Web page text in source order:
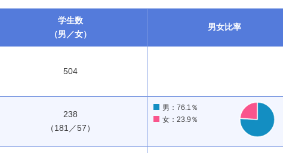
学生数
（男／女）
男女比率
504
238
（181／57）
男：76.1％
女：23.9％